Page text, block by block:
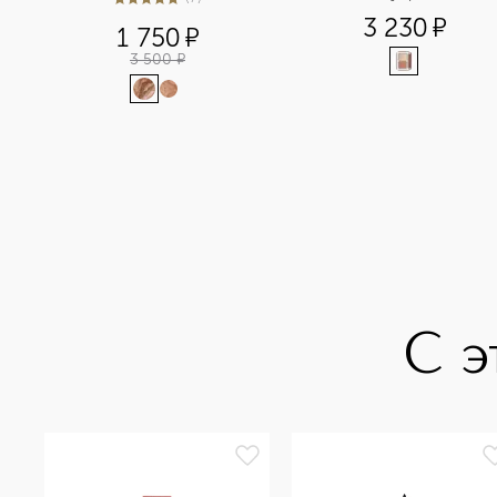
4.9из57
1 750¤
3 500 ¤
3 230¤
С